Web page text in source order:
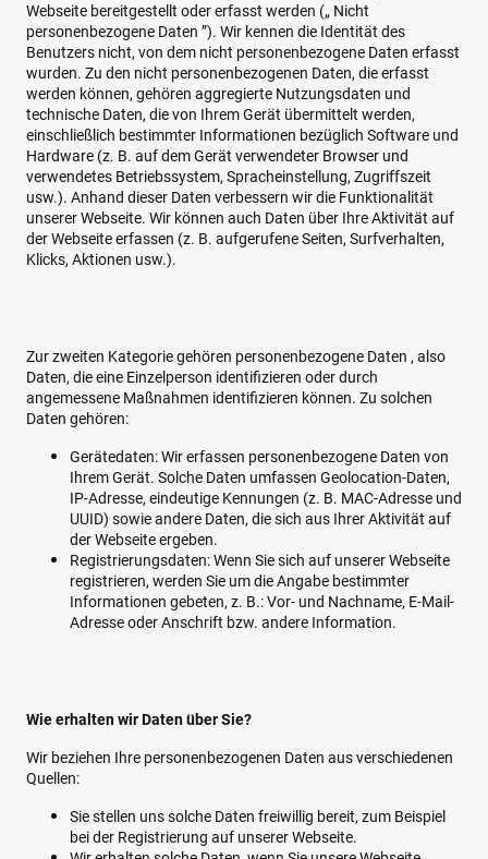
Webseite bereitgestellt oder erfasst werden („ Nicht
personenbezogene Daten ”). Wir kennen die Identität des
Benutzers nicht, von dem nicht personenbezogene Daten erfasst
wurden. Zu den nicht personenbezogenen Daten, die erfasst
werden können, gehören aggregierte Nutzungsdaten und
technische Daten, die von Ihrem Gerät übermittelt werden,
einschließlich bestimmter Informationen bezüglich Software und
Hardware (z. B. auf dem Gerät verwendeter Browser und
verwendetes Betriebssystem, Spracheinstellung, Zugriffszeit
usw.). Anhand dieser Daten verbessern wir die Funktionalität
unserer Webseite. Wir können auch Daten über Ihre Aktivität auf
der Webseite erfassen (z. B. aufgerufene Seiten, Surfverhalten,
Klicks, Aktionen usw.).
Zur zweiten Kategorie gehören personenbezogene Daten , also
Daten, die eine Einzelperson identifizieren oder durch
angemessene Maßnahmen identifizieren können. Zu solchen
Daten gehören:
Gerätedaten: Wir erfassen personenbezogene Daten von
Ihrem Gerät. Solche Daten umfassen Geolocation-Daten,
IP-Adresse, eindeutige Kennungen (z. B. MAC-Adresse und
UUID) sowie andere Daten, die sich aus Ihrer Aktivität auf
der Webseite ergeben.
Registrierungsdaten: Wenn Sie sich auf unserer Webseite
registrieren, werden Sie um die Angabe bestimmter
Informationen gebeten, z. B.: Vor- und Nachname, E-Mail-
Adresse oder Anschrift bzw. andere Information.
Wie erhalten wir Daten über Sie?
Wir beziehen Ihre personenbezogenen Daten aus verschiedenen
Quellen:
Sie stellen uns solche Daten freiwillig bereit, zum Beispiel
bei der Registrierung auf unserer Webseite.